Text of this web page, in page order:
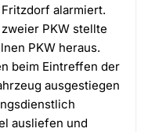
alarmiert.
PKW stellte
PKW heraus.
beim Eintreffen der
ausgestiegen
ausliefen und